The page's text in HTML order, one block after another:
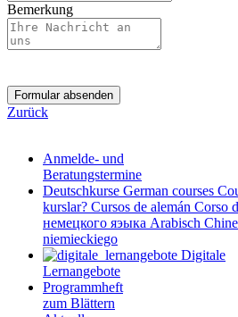
Bemerkung
Formular absenden
Zurück
Anmelde- und
Beratungstermine
Deutschkurse German courses
kurslar? Cursos de alemán Corso
немецкого яэыка Arabisch
niemieckiego
Digitale
Lernangebote
Programmheft
zum Blättern